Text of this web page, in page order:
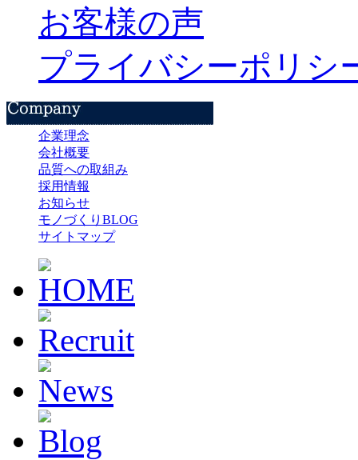
お客様の声
プライバシーポリシ
企業理念
会社概要
品質への取組み
採用情報
お知らせ
モノづくりBLOG
サイトマップ